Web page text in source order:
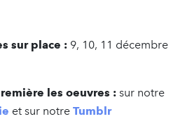
sur place : 9, 10, 11 décembre
les oeuvres : sur notre
et sur notre Tumblr